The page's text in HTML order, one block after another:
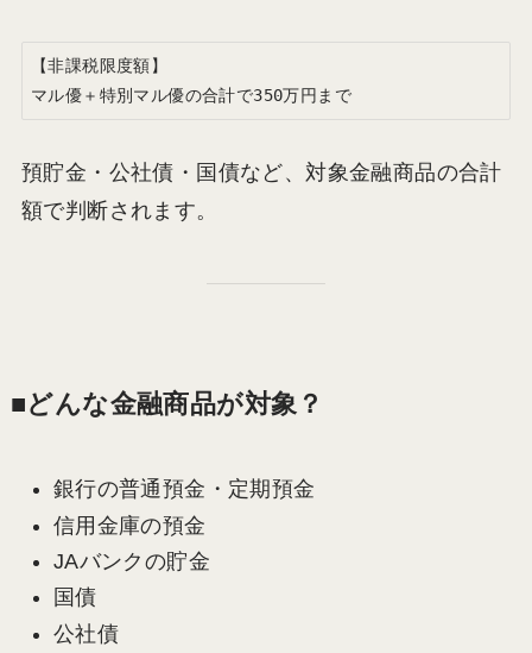
【非課税限度額】
マル優＋特別マル優の合計で350万円まで
預貯金・公社債・国債など、対象金融商品の合計
額で判断されます。
■どんな金融商品が対象？
銀行の普通預金・定期預金
信用金庫の預金
JAバンクの貯金
国債
公社債